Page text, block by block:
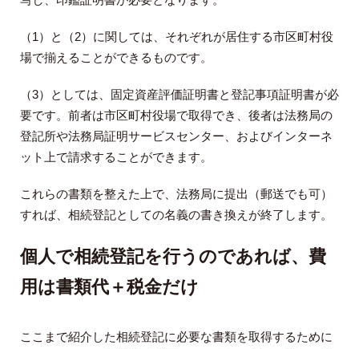
（1）と（2）に関しては、それぞれが居住する市区町村役
場で揃えることができるものです。
（3）としては、固定資産評価証明書と登記事項証明書が必
要です。前者は市区町村役場で取得でき、後者は法務局の
登記所や法務局証明サービスセンター、およびインターネ
ット上で請求することができます。
これらの書類を整えた上で、法務局に提出（郵送でも可）
すれば、相続登記としての名義の書き換えが終了します。
個人で相続登記を行うのであれば、費
用は書類代＋税金だけ
ここまで紹介した相続登記に必要な書類を取得するために